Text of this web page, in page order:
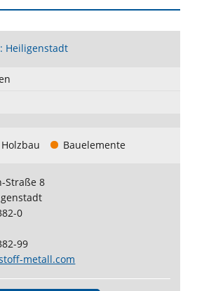
Heiligenstadt
Holzbau Bauelemente
Straße 8
0
99
metall.com